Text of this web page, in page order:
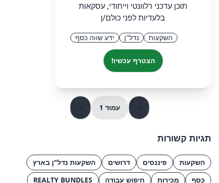
תוכן עדכני רלוונטי וייחודי, עסקאות
בלעדיות לפני כולם/ן
השקעות נדל"ן ידע שווה כסף
הצטרף עכשיו!
עמוד 1
תגיות קשורות
השקעות פיננסים דרושים
השקעות נדל"ן בארץ
כסף
מכירות חיפוש עבודה REALTY BUNDLES